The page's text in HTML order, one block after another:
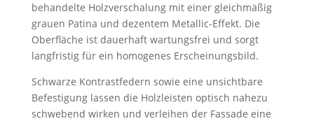
behandelte Holzverschalung mit einer gleichmäßig
grauen Patina und dezentem Metallic-Effekt. Die
Oberfläche ist dauerhaft wartungsfrei und sorgt
langfristig für ein homogenes Erscheinungsbild.
Schwarze Kontrastfedern sowie eine unsichtbare
Befestigung lassen die Holzleisten optisch nahezu
schwebend wirken und verleihen der Fassade eine